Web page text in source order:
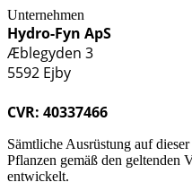
Unternehmen
Hydro-Fyn ApS
Æblegyden 3
5592 Ejby
CVR: 40337466
Sämtliche Ausrüstung auf
Pflanzen gemäß den geltenden
entwickelt.